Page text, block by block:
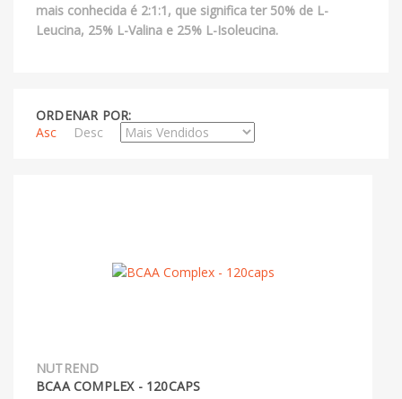
mais conhecida é 2:1:1, que significa ter 50% de L-
Leucina, 25% L-Valina e 25% L-Isoleucina.
ORDENAR POR:
Asc
Desc
NUTREND
BCAA COMPLEX - 120CAPS